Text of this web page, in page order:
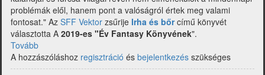
problémák elől, hanem pont a valóságról értek meg valami
fontosat." Az SFF Vektor zsűrije Irha és bőr című könyvét
választotta A 2019-es "Év Fantasy Könyvének".
Tovább
fantasy
2020
A hozzászóláshoz regisztráció és bejelentkezés szükséges